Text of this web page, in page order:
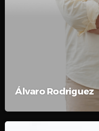
Álvaro Rodriguez